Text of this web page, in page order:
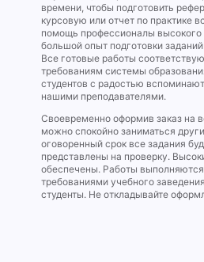
времени, чтобы подготовить
курсовую или отчет по практике
помощь профессионалы
большой опыт подготовки
Все готовые работы
требованиям системы
студентов с радостью
нашими преподавателями.
Своевременно оформив заказ на
можно спокойно заниматься
оговоренный срок все задания
представлены на проверку.
обеспечены. Работы выполняются
требованиями учебного
студенты. Не откладывайте